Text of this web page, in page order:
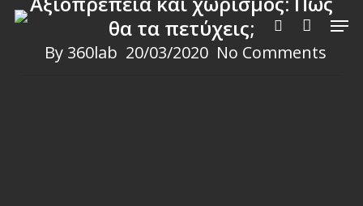
Skip
search
θα τα πετύχεις;
By 360lab 20/03/2020 No Comments